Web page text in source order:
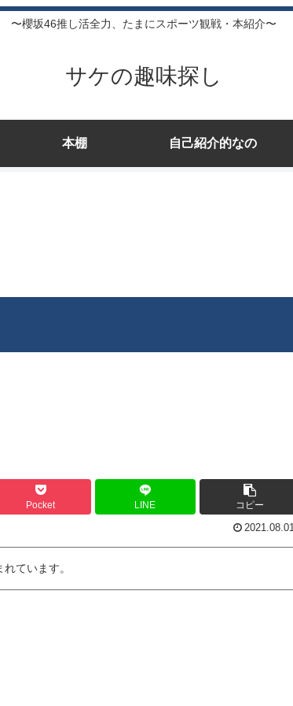
〜櫻坂46推し活全力、たまにスポーツ観戦・本紹介〜
サケの趣味探し
本棚 自己紹介的なの
Pocket LINE コピー
2021.08.01
ています。